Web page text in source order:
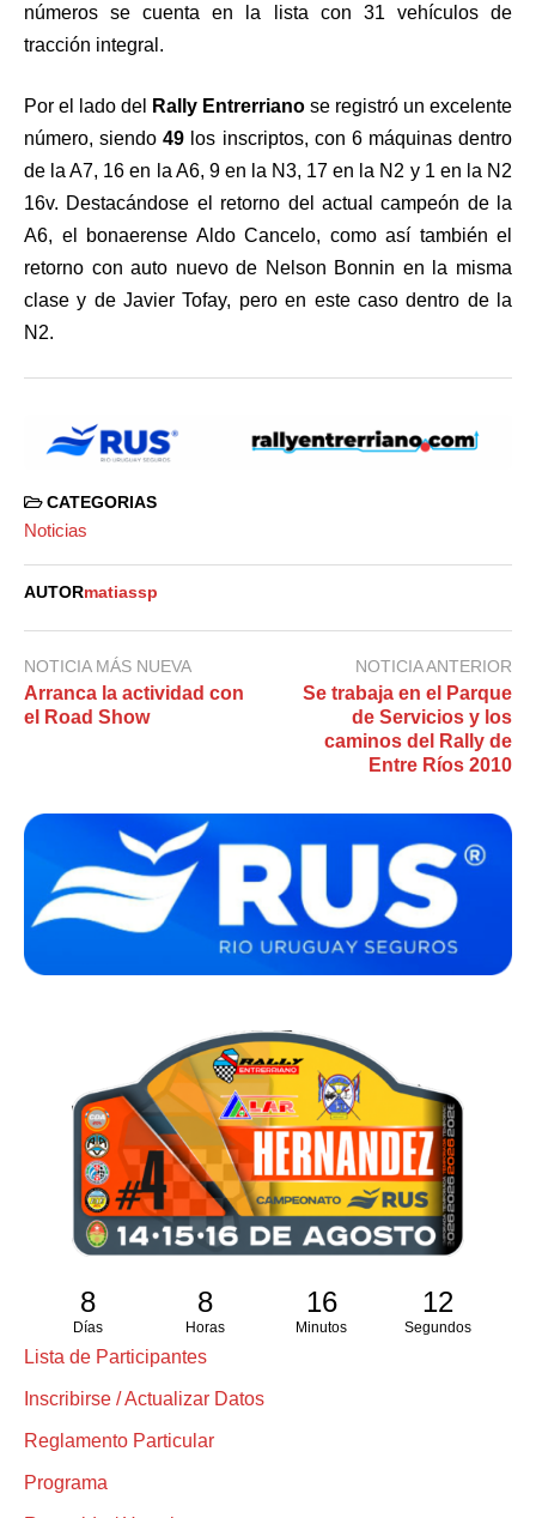
números se cuenta en la lista con 31 vehículos de
tracción integral.
Por el lado del Rally Entrerriano se registró un excelente
número, siendo49 los inscriptos, con 6 máquinas dentro
de la A7, 16 en la A6, 9 en la N3, 17 en la N2 y 1 en la N2
16v. Destacándose el retorno del actual campeón de la
A6, el bonaerense Aldo Cancelo, como así también el
retorno con auto nuevo de Nelson Bonnin en la misma
clase y de Javier Tofay, pero en este caso dentro de la
N2.
CATEGORIAS
Noticias
AUTORmatiassp
NOTICIA MÁS NUEVA
Arranca la actividad con
el Road Show
NOTICIA ANTERIOR
Se trabaja en el Parque
de Servicios y los
caminos del Rally de
Entre Ríos 2010
8
Días
8
Horas
16
Minutos
12
Segundos
Lista de Participantes
Inscribirse / Actualizar Datos
Reglamento Particular
Programa